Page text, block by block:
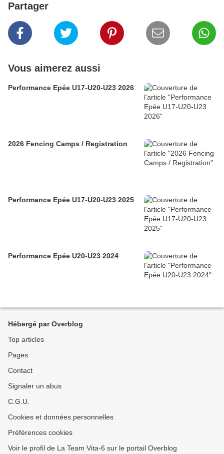
Partager
Vous aimerez aussi
Performance Epée U17-U20-U23 2026
2026 Fencing Camps / Registration
Performance Epée U17-U20-U23 2025
Performance Epée U20-U23 2024
Hébergé par Overblog
Top articles
Pages
Contact
Signaler un abus
C.G.U.
Cookies et données personnelles
Préférences cookies
Voir le profil de La Team Vita-6 sur le portail Overblog